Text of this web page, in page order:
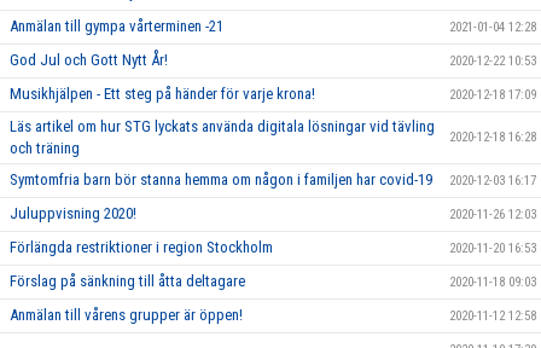
Anmälan till gympa vårterminen -21 2021-01-04 12:28
God Jul och Gott Nytt År! 2020-12-22 10:53
Musikhjälpen - Ett steg på händer för varje krona! 2020-12-18 17:09
Läs artikel om hur STG lyckats använda digitala lösningar vid tävling
och träning
2020-12-18 16:28
Symtomfria barn bör stanna hemma om någon i familjen har covid-19 2020-12-03 16:17
Juluppvisning 2020! 2020-11-26 12:03
Förlängda restriktioner i region Stockholm 2020-11-20 16:53
Förslag på sänkning till åtta deltagare 2020-11-18 09:03
Anmälan till vårens grupper är öppen! 2020-11-12 12:58